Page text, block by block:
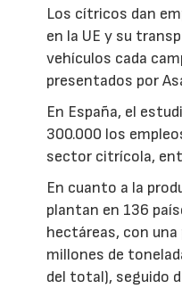
Los cítricos dan
en la UE y su
vehículos cada
presentados por
En España, el
300.000 los
sector citrícola,
En cuanto a la
plantan en 136
hectáreas, con
millones de
del total), seguido